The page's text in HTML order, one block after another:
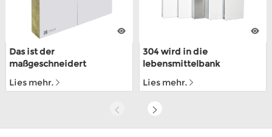
Das ist der
maßgeschneidert
mittel für PPGI lokowic
Lies mehr.
304 wird in die
lebensmittelbank
die über die ISO9001
Lies mehr.